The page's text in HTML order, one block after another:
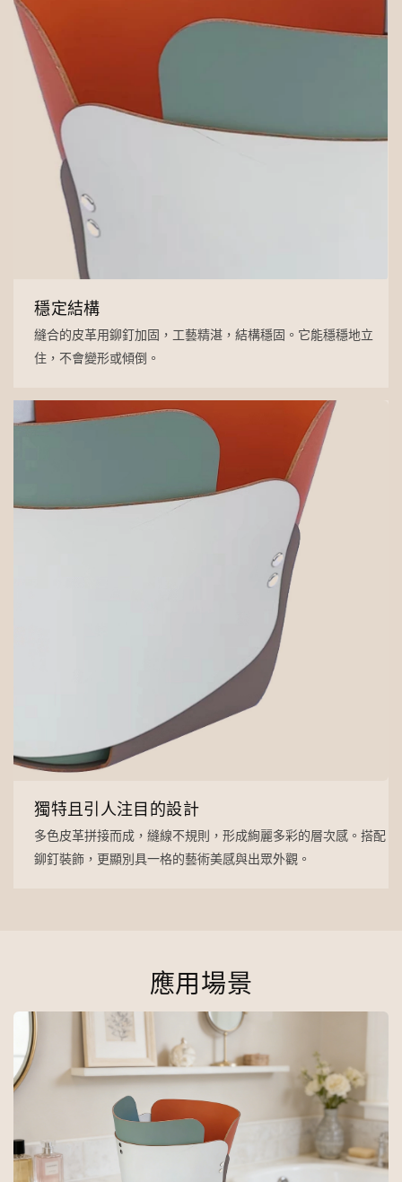
穩定結構
縫合的皮革用鉚釘加固，工藝精湛，結構穩固。它能穩穩地立
住，不會變形或傾倒。
獨特且引人注目的設計
多色皮革拼接而成，縫線不規則，形成絢麗多彩的層次感。搭配
鉚釘裝飾，更顯別具一格的藝術美感與出眾外觀。
應用場景